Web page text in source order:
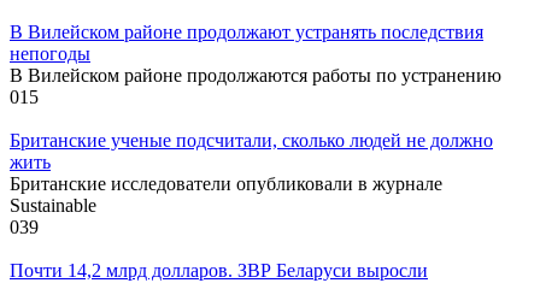
В Вилейском районе продолжают устранять последствия
непогоды
В Вилейском районе продолжаются работы по устранению
015
Британские ученые подсчитали, сколько людей не должно
жить
Британские исследователи опубликовали в журнале
Sustainable
039
Почти 14,2 млрд долларов. ЗВР Беларуси выросли